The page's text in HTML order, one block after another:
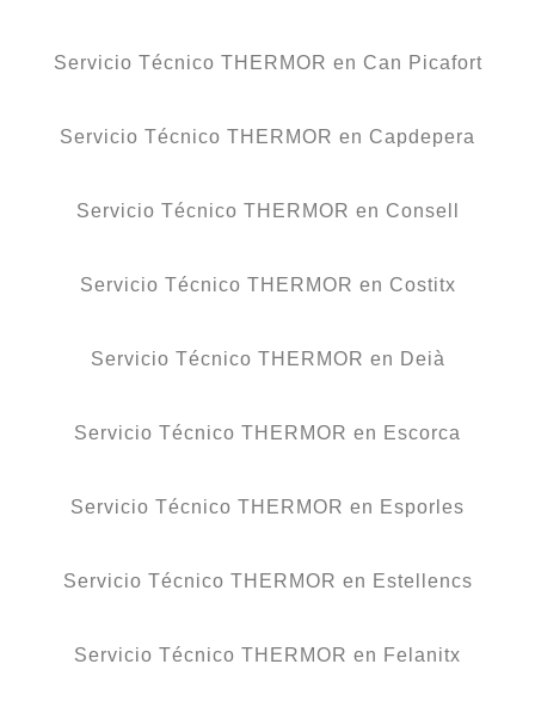
Servicio Técnico THERMOR en Can Picafort
Servicio Técnico THERMOR en Capdepera
Servicio Técnico THERMOR en Consell
Servicio Técnico THERMOR en Costitx
Servicio Técnico THERMOR en Deià
Servicio Técnico THERMOR en Escorca
Servicio Técnico THERMOR en Esporles
Servicio Técnico THERMOR en Estellencs
Servicio Técnico THERMOR en Felanitx